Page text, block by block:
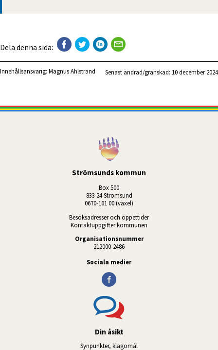
Dela denna sida:
Innehållsansvarig: Magnus Ahlstrand Senast ändrad/granskad: 10 december 2024
Strömsunds kommun
Box 500
833 24 Strömsund
0670-161 00 (växel)
Besöksadresser och öppettider
Kontaktuppgifter kommunen
Organisationsnummer
212000-2486
Sociala medier
Din åsikt
Synpunkter, klagomål